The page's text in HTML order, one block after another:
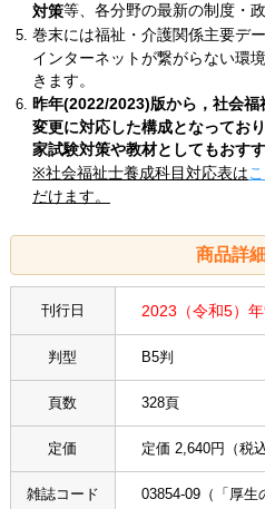
対策等、各分野の最新の制度・
巻末には福祉・介護関係主要デ
インターネットが繋がらない環
きます。
昨年(2022/2023)版から，社会
変更に対応した構成となってお
家試験対策や教材としてもおすす
※社会福祉士養成科目対応表は
だけます。
商品詳
刊行日 2023（令和5）
判型 B5判
頁数 328頁
定価 定価 2,640円（税
雑誌コード 03854-09（「厚生